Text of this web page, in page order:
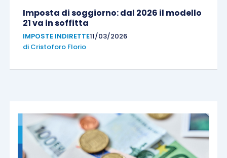
Imposta di soggiorno: dal 2026 il modello
21 va in soffitta
IMPOSTE INDIRETTE11/03/2026
di Cristoforo Florio